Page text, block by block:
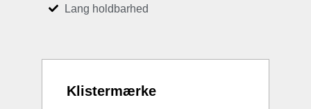
Lang holdbarhed
Klistermærke